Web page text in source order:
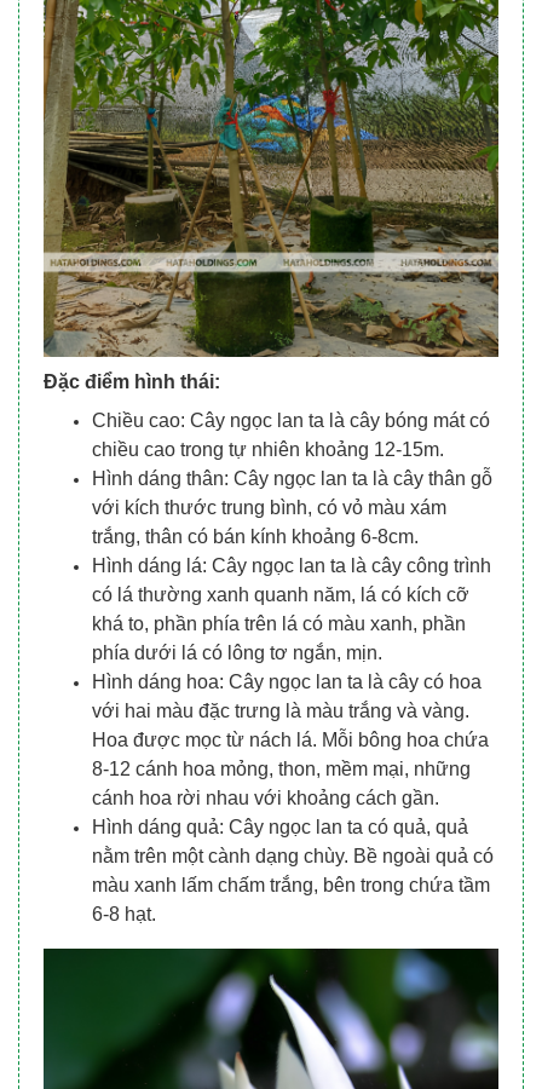
Đặc điểm hình thái:
Chiều cao: Cây ngọc lan ta là cây bóng mát có
chiều cao trong tự nhiên khoảng 12-15m.
Hình dáng thân: Cây ngọc lan ta là cây thân gỗ
với kích thước trung bình, có vỏ màu xám
trắng, thân có bán kính khoảng 6-8cm.
Hình dáng lá: Cây ngọc lan ta là cây công trình
có lá thường xanh quanh năm, lá có kích cỡ
khá to, phần phía trên lá có màu xanh, phần
phía dưới lá có lông tơ ngắn, mịn.
Hình dáng hoa: Cây ngọc lan ta là cây có hoa
với hai màu đặc trưng là màu trắng và vàng.
Hoa được mọc từ nách lá. Mỗi bông hoa chứa
8-12 cánh hoa mỏng, thon, mềm mại, những
cánh hoa rời nhau với khoảng cách gần.
Hình dáng quả: Cây ngọc lan ta có quả, quả
nằm trên một cành dạng chùy. Bề ngoài quả có
màu xanh lấm chấm trắng, bên trong chứa tầm
6-8 hạt.